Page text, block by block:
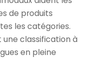
de produits
les catégories.
classification à
en pleine